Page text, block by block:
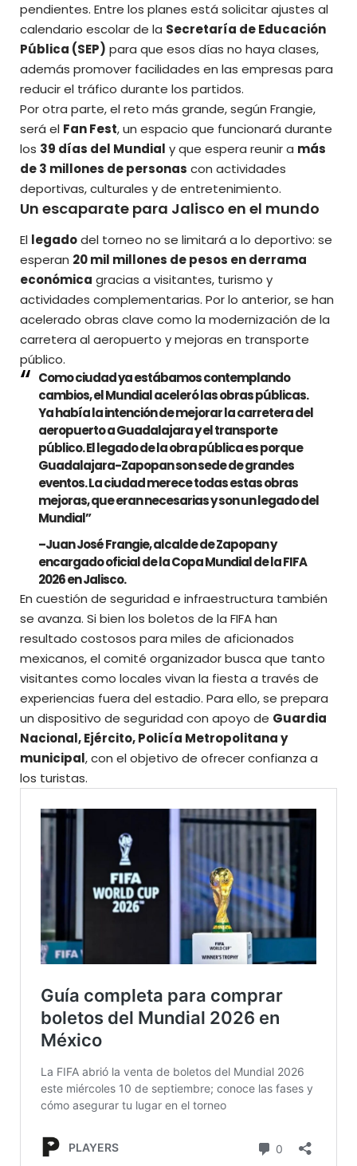
pendientes. Entre los planes está solicitar ajustes al
calendario escolar de la Secretaría de Educación
Pública (SEP) para que esos días no haya clases,
además promover facilidades en las empresas para
reducir el tráfico durante los partidos.
Por otra parte, el reto más grande, según Frangie,
será el Fan Fest, un espacio que funcionará durante
los 39 días del Mundial y que espera reunir a más
de 3 millones de personas con actividades
deportivas, culturales y de entretenimiento.
Un escaparate para Jalisco en el mundo
El legadodel torneo no se limitará a lo deportivo: se
esperan 20 mil millones de pesos en derrama
económica gracias a visitantes, turismo y
actividades complementarias. Por lo anterior, se han
acelerado obras clave como la modernización de la
carretera al aeropuerto y mejoras en transporte
público.
Como ciudad ya estábamos contemplando
cambios, el Mundial aceleró las obras públicas.
Ya había la intención de mejorar la carretera del
aeropuerto a Guadalajara y el transporte
público. El legado de la obra pública es porque
Guadalajara-Zapopan son sede de grandes
eventos. La ciudad merece todas estas obras
mejoras, que eran necesarias y son un legado del
Mundial”
–Juan José Frangie, alcalde de Zapopan y
encargado oficial de la Copa Mundial de la FIFA
2026 en Jalisco.
En cuestión de seguridad e infraestructura también
se avanza. Si bien los boletos de la FIFA han
resultado costosos para miles de aficionados
mexicanos, el comité organizador busca que tanto
visitantes como locales vivan la fiesta a través de
experiencias fuera del estadio. Para ello, se prepara
un dispositivo de seguridad con apoyo de Guardia
Nacional, Ejército, Policía Metropolitana y
municipal, con el objetivo de ofrecer confianza a
los turistas.